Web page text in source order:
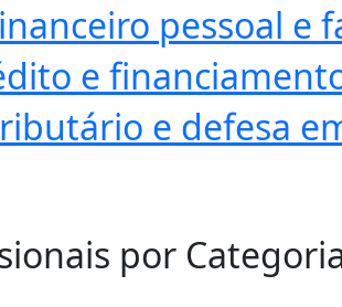
pessoal e
e
e defesa
por